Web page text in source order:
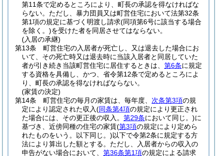
第11条で定めるところにより、町長の承認を得なければな
らない。 ただし、暴力団員又は町営住宅において法第32条
第1項の規定に基づく明渡し請求(同項第6号に該当する場合
を除く。)を受けた者を同居させてはならない。
(入居の承継)
第13条
町営住宅の入居者が死亡し、又は退去した場合にお
いて、その死亡時又は退去時に当該入居者と同居していた
者が引き続き当該町営住宅に居住するときは、 第6条に規定
する資格を具備し、かつ、省令第12条で定めるところによ
り、町長の承認を得なければならない。
(家賃の決定)
第14条
町営住宅の毎月の家賃は、毎年度、 次条第3項の規
定により認定された収入(同条第4項の規定により更正され
た場合には、その更正後の収入。 第29条において同じ。)に
基づき、近傍同種の住宅の家賃(第3項の規定により定めら
れたものをいう。以下同じ。)以下で令第2条に規定する方
法により算出した額とする。 ただし、入居者からの収入の
申告がない場合において、 第36条第1項の規定による請求